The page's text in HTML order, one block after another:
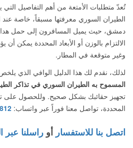
تُعدّ متطلبات الأمتعة من أهم التفاصيل
الطيران السوري معرفتها مسبقاً، خاصة
دمشق، حيث يميل المسافرون إلى حمل
الالتزام بالوزن أو الأبعاد المحددة يمكن
وغير متوقعة في المطار.
لذلك، نقدم لك هذا الدليل الوافي الذي
المسموح به الطيران السوري في تذاكر
تجهيز حقائبك بشكل صحيح. وللحصول على
المحددة، تواصل معنا فوراً عبر واتساب:
اتصل بنا للاستفسار أو راسلنا عبر